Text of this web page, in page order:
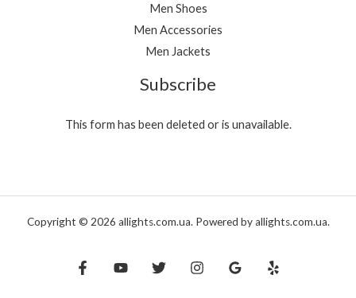
Men Shoes
Men Accessories
Men Jackets
Subscribe
This form has been deleted or is unavailable.
Copyright © 2026 allights.com.ua. Powered by allights.com.ua.